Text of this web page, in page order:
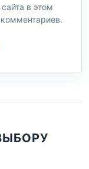
в этом